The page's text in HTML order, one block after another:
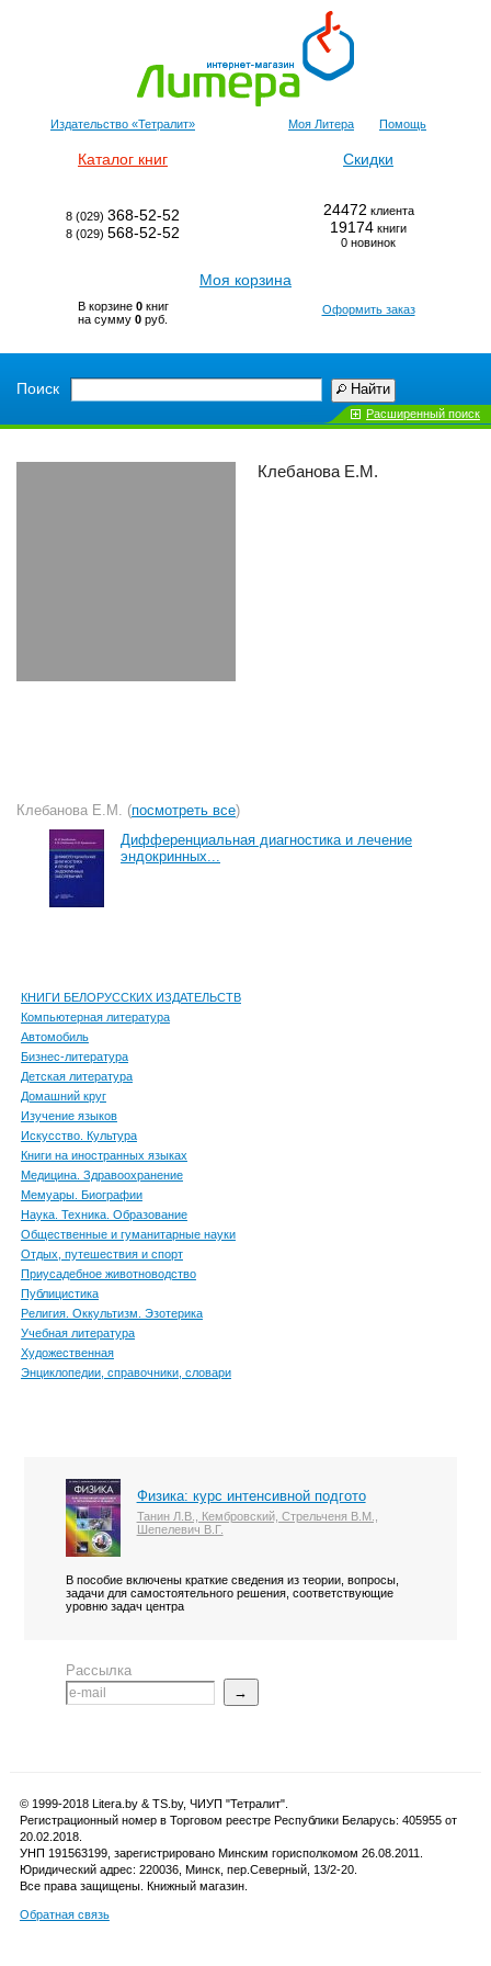
Издательство «Тетралит» Моя Литера Помощь
Каталог книг Скидки
8 (029) 368-52-52
8 (029) 568-52-52
24472 клиента
19174 книги
0 новинок
Моя корзина
В корзине 0книг
на сумму 0 руб.
Оформить заказ
Поиск Найти
Расширенный поиск
Клебанова Е.М.
Клебанова Е.М. (посмотреть все)
Дифференциальная диагностика и лечение
эндокринных...
КНИГИ БЕЛОРУССКИХ ИЗДАТЕЛЬСТВ
Компьютерная литература
Автомобиль
Бизнес-литература
Детская литература
Домашний круг
Изучение языков
Искусство. Культура
Книги на иностранных языках
Медицина. Здравоохранение
Мемуары. Биографии
Наука. Техника. Образование
Общественные и гуманитарные науки
Отдых, путешествия и спорт
Приусадебное животноводство
Публицистика
Религия. Оккультизм. Эзотерика
Учебная литература
Художественная
Энциклопедии, справочники, словари
Физика: курс интенсивной подгото
Танин Л.В., Кембровский, Стрельченя В.М.,
Шепелевич В.Г.
В пособие включены краткие сведения из теории, вопросы,
задачи для самостоятельного решения, соответствующие
уровню задач центра
Рассылка
→
© 1999-2018 Litera.by & TS.by, ЧИУП "Тетралит".
Регистрационный номер в Торговом реестре Республики Беларусь: 405955 от
20.02.2018.
УНП 191563199, зарегистрировано Минским горисполкомом 26.08.2011.
Юридический адрес: 220036, Минск, пер.Северный, 13/2-20.
Все права защищены. Книжный магазин.
Обратная связь